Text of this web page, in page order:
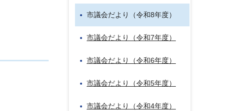
市議会だより（令和8年度）
市議会だより（令和7年度）
市議会だより（令和6年度）
市議会だより（令和5年度）
市議会だより（令和4年度）